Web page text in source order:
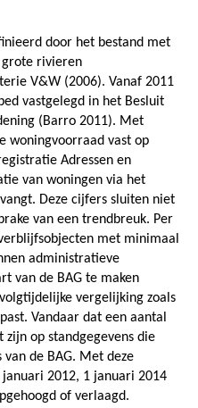
door het bestand met
grote rivieren
V&W (2006). Vanaf 2011
vastgelegd in het Besluit
(Barro 2011). Met
woningvoorraad vast op
Adressen en
van woningen via het
Deze cijfers sluiten niet
van een trendbreuk. Per
met minimaal
administratieve
van de BAG te maken
vergelijking zoals
Vandaar dat een aantal
op standgegevens die
van de BAG. Met deze
2012, 1 januari 2014
of verlaagd.